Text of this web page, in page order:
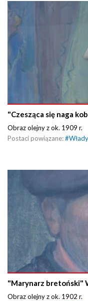
"Czesząca się naga
Obraz olejny z ok. 1909 r.
Postaci powiązane:#
"Marynarz bretoński"
Obraz olejny z ok. 1902 r.